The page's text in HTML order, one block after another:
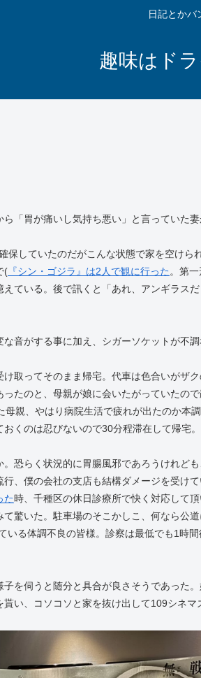
日記とかバ
趣味はド
「胃が痛いし気持ち悪い」と言っていた
保していたのだがこんな状態で家を空けら
( 『シン・ゴジラ』は2人で観に行った。第
ている。後で訊くと「あれ、アンギラス
音がする事に加え、シガーソケットが不
取ってそのまま帰宅。代車は色合いがザク
たのと、母親が娘に会いたがっていたので
親、やはり病院生活で疲れが出たのか本
くのは忍びないので30分程滞在して帰宅。
恐らく状況的に胃腸風邪であろうけれど
、僕の会社の支店も結構ダメージを受けて
た時、千種区の休日診療所で快く対応して
驚いた。駐車場のそこかしこ、何なら公
いる体調不良の皆様。診察は最低でも1時
を伺うと随分と具合が良さそうであった
い、コソコソと家を抜け出して109シネマ